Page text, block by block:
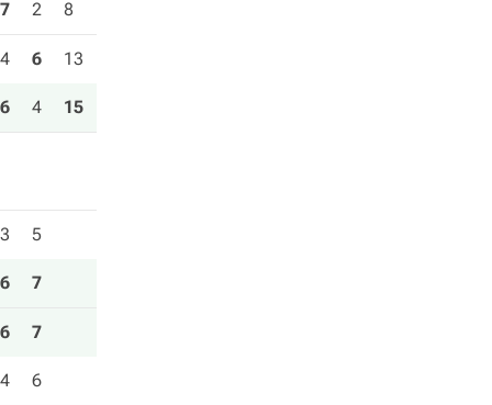
7 2 8
4 6 13
6 4 15
3 5
6 7
6 7
4 6